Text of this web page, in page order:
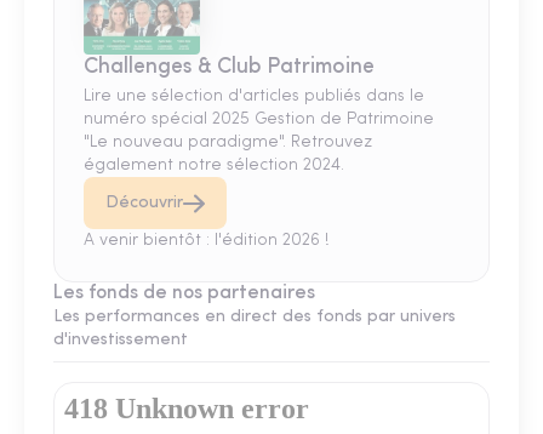
Challenges & Club Patrimoine
Lire une sélection d'articles publiés dans le
numéro spécial 2025 Gestion de Patrimoine
"Le nouveau paradigme". Retrouvez
également notre sélection 2024.
Découvrir
A venir bientôt : l'édition 2026 !
Les fonds de nos partenaires
Les performances en direct des fonds par univers
d'investissement